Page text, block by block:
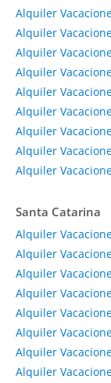
Alquiler
Alquiler
Alquiler
Alquiler
Alquiler
Alquiler
Alquiler
Alquiler
Alquiler
Santa Catarina
Alquiler
Alquiler
Alquiler
Alquiler
Alquiler
Alquiler
Alquiler
Alquiler